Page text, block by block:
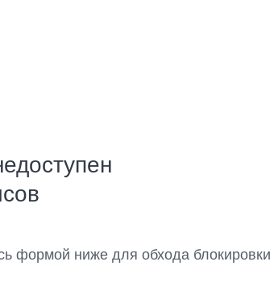
формой ниже для обхода блокировки